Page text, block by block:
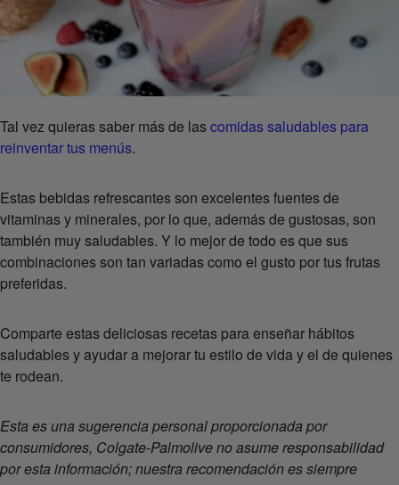
Tal vez quieras saber más de lascomidas saludables para
reinventar tus menús.
Estas bebidas refrescantes son excelentes fuentes de
vitaminas y minerales, por lo que, además de gustosas, son
también muy saludables. Y lo mejor de todo es que sus
combinaciones son tan variadas como el gusto por tus frutas
preferidas.
Comparte estas deliciosas recetas para enseñar hábitos
saludables y ayudar a mejorar tu estilo de vida y el de quienes
te rodean.
Esta es una sugerencia personal proporcionada por
consumidores, Colgate-Palmolive no asume responsabilidad
por esta información; nuestra recomendación es siempre